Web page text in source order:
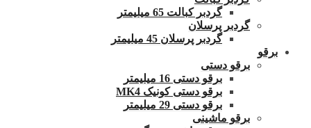
گردبر کبالت 65 میلیمتر
گردبر پرسلان
گردبر پرسلان 45 میلیمتر
برقو
برقو دستی
برقو دستی 16 میلیمتر
برقو دستی کونیک MK4
برقو دستی 29 میلیمتر
برقو ماشینی